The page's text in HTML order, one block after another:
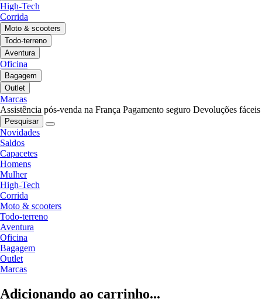
High-Tech
Corrida
Moto & scooters
Todo-terreno
Aventura
Oficina
Bagagem
Outlet
Marcas
Assistência pós-venda na França Pagamento seguro Devoluções fáceis
Pesquisar
Novidades
Saldos
Capacetes
Homens
Mulher
High-Tech
Corrida
Moto & scooters
Todo-terreno
Aventura
Oficina
Bagagem
Outlet
Marcas
Adicionando ao carrinho...